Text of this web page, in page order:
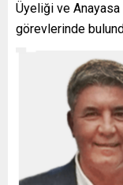
Üyeliği ve
görevlerinde